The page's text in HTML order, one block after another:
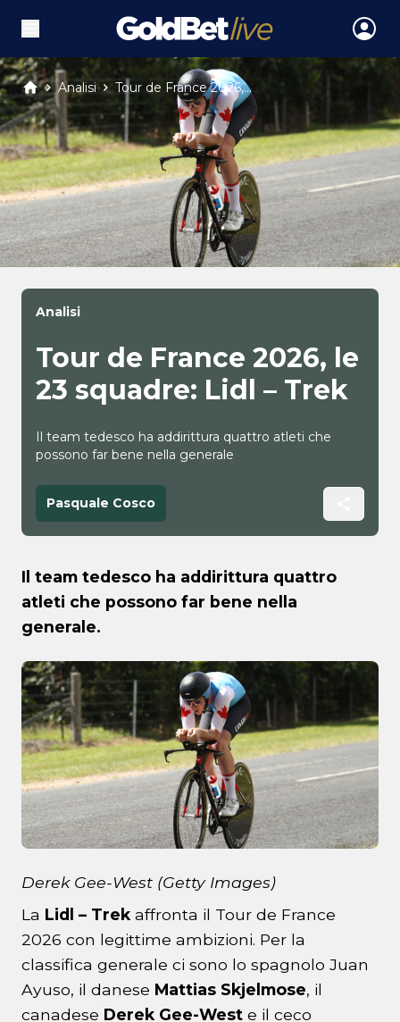
Analisi Tour de France 2026,...
Analisi
Tour de France 2026, le
23 squadre: Lidl – Trek
Il team tedesco ha addirittura quattro atleti che
possono far bene nella generale
Pasquale Cosco
Il team tedesco ha addirittura quattro
atleti che possono far bene nella
generale.
Derek Gee-West (Getty Images)
La Lidl – Trek affronta il Tour de France
2026 con legittime ambizioni. Per la
classifica generale ci sono lo spagnolo Juan
Ayuso, il danese Mattias Skjelmose, il
canadese Derek Gee-West e il ceco